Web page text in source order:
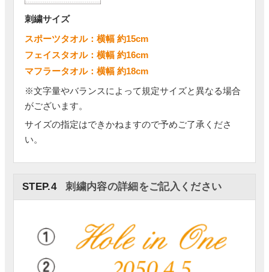
刺繍サイズ
スポーツタオル：横幅 約15cm
フェイスタオル：横幅 約16cm
マフラータオル：横幅 約18cm
※文字量やバランスによって規定サイズと異なる場合
がございます。
サイズの指定はできかねますので予めご了承くださ
い。
STEP.4 刺繍内容の詳細をご記入ください